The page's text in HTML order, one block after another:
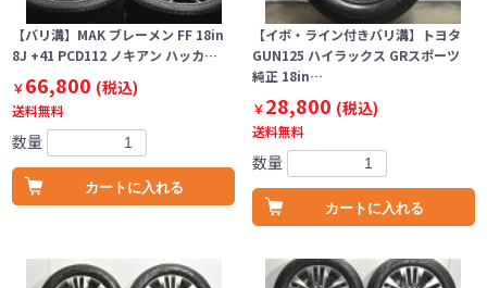
【バリ溝】MAK ブレーメン FF 18in
8J +41 PCD112 ノキアン ハッカ…
￥66,800 (税込)
送料無料
数量
カートに入れる
【イボ・ライン付きバリ溝】トヨタ
GUN125 ハイラックス GRスポーツ
純正 18in…
￥28,800 (税込)
送料無料
数量
カートに入れる